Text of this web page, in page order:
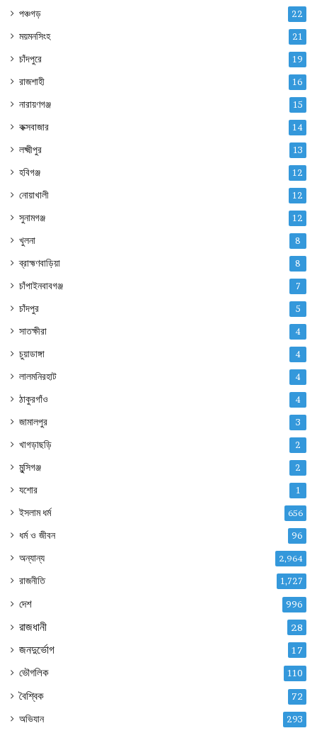
পঞ্চগড় 22
ময়মনসিংহ 21
চাঁদপুরে 19
রাজশাহী 16
নারায়ণগঞ্জ 15
কক্সবাজার 14
লক্ষ্মীপুর 13
হবিগঞ্জ 12
নোয়াখালী 12
সুনামগঞ্জ 12
খুলনা 8
ব্রাহ্মণবাড়িয়া 8
চাঁপাইনবাবগঞ্জ 7
চাঁদপুর 5
সাতক্ষীরা 4
চুয়াডাঙ্গা 4
লালমনিরহাট 4
ঠাকুরগাঁও 4
জামালপুর 3
খাগড়াছড়ি 2
মুন্সিগঞ্জ 2
যশোর 1
ইসলাম ধর্ম 656
ধর্ম ও জীবন 96
অন্যান্য 2,964
রাজনীতি 1,727
দেশ 996
রাজধানী 28
জনদুর্ভোগ 17
ভৌগলিক 110
বৈশ্বিক 72
অভিযান 293